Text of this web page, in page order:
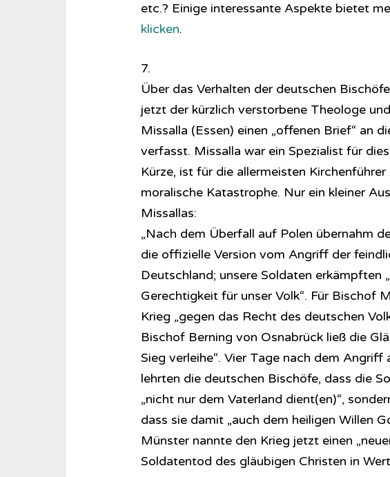
etc.? Einige interessante Aspekte bietet
klicken.
7.
Über das Verhalten der deutschen
jetzt der kürzlich verstorbene Theologe
Missalla (Essen) einen „offenen Brief“ an
verfasst. Missalla war ein Spezialist für
Kürze, ist für die allermeisten
moralische Katastrophe. Nur ein kleiner
Missallas:
„Nach dem Überfall auf Polen übernahm
die offizielle Version vom Angriff der
Deutschland; unsere Soldaten erkämpften
Gerechtigkeit für unser Volk“. Für Bischof
Krieg „gegen das Recht des deutschen
Bischof Berning von Osnabrück ließ die
Sieg verleihe“. Vier Tage nach dem
lehrten die deutschen Bischöfe, dass die
„nicht nur dem Vaterland dient(en)“,
dass sie damit „auch dem heiligen Willen
Münster nannte den Krieg jetzt einen
Soldatentod des gläubigen Christen in